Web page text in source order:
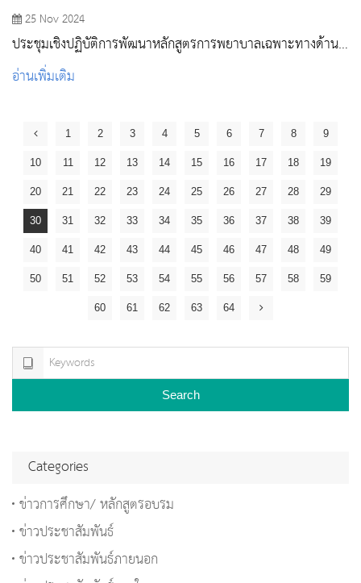
25 Nov 2024
ประชุมเชิงปฏิบัติการพัฒนาหลักสูตรการพยาบาลเฉพาะทางด้าน
การพยาบาลผู้ป่วยแบบประคับประคอง (Short Course Training
Program In Palliative Nursing)
อ่านเพิ่มเติม
1 2 3 4 5 6 7 8 9
10 11 12 13 14 15 16 17 18 19
20 21 22 23 24 25 26 27 28 29
30 31 32 33 34 35 36 37 38 39
40 41 42 43 44 45 46 47 48 49
50 51 52 53 54 55 56 57 58 59
60 61 62 63 64
Search
Categories
ข่าวการศึกษา/ หลักสูตรอบรม
ข่าวประชาสัมพันธ์
ข่าวประชาสัมพันธ์ภายนอก